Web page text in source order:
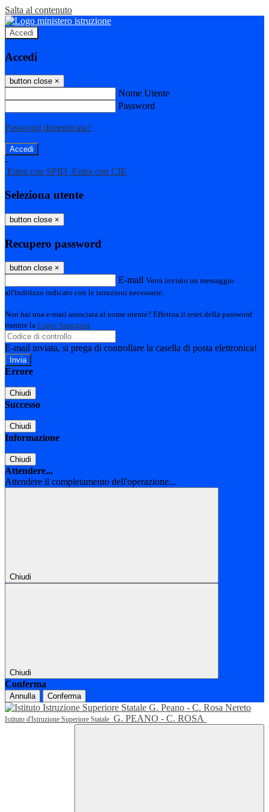
Salta al contenuto
Accedi
Accedi
button close ×
Nome Utente
Password
Password dimenticata?
-
Entra con SPID Entra con CIE
Seleziona utente
button close ×
Recupero password
button close ×
E-mail Verrà inviato un messaggio
all'indirizzo indicato con le istruzioni necessarie.
Non hai una e-mail associata al nome utente? Effettua il reset della password
tramite la Login Spaggiari
E-mail inviata, si prega di controllare la casella di posta elettronica!
Errore
Chiudi
Successo
Chiudi
Informazione
Chiudi
Attendere...
Attendere il completamento dell'operazione...
Chiudi
Chiudi
Conferma
Annulla Conferma
Istituto d'Istruzione Superiore Statale G. PEANO - C. ROSA